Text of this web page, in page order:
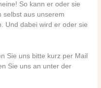
So kann er oder sie
selbst aus unserem
Und dabei wird er oder sie
Sie uns bitte kurz per Mail
Sie uns an unter der